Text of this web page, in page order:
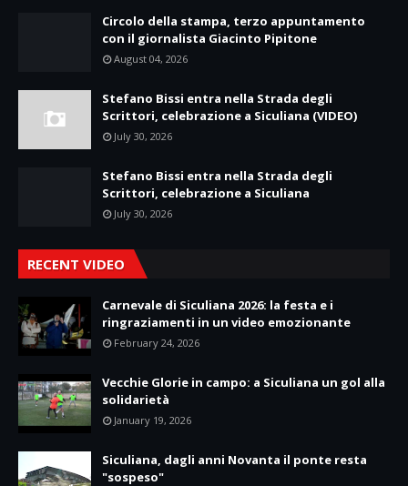
Circolo della stampa, terzo appuntamento
con il giornalista Giacinto Pipitone
August 04, 2026
Stefano Bissi entra nella Strada degli
Scrittori, celebrazione a Siculiana (VIDEO)
July 30, 2026
Stefano Bissi entra nella Strada degli
Scrittori, celebrazione a Siculiana
July 30, 2026
RECENT VIDEO
Carnevale di Siculiana 2026: la festa e i
ringraziamenti in un video emozionante
February 24, 2026
Vecchie Glorie in campo: a Siculiana un gol alla
solidarietà
January 19, 2026
Siculiana, dagli anni Novanta il ponte resta
"sospeso"